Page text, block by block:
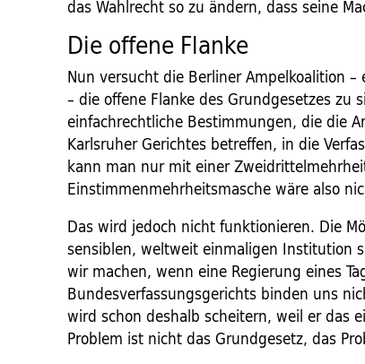
das Wahlrecht so zu ändern, dass seine
Die offene Flanke
Nun versucht die Berliner Ampelkoalition
– die offene Flanke des Grundgesetzes
einfachrechtliche Bestimmungen, die die
Karlsruher Gerichtes betreffen, in die
kann man nur mit einer
Einstimmenmehrheitsmasche wäre also
Das wird jedoch nicht funktionieren. Die
sensiblen, weltweit einmaligen Institution
wir machen, wenn eine Regierung eines
Bundesverfassungsgerichts binden uns
wird schon deshalb scheitern, weil er das
Problem ist nicht das Grundgesetz, das